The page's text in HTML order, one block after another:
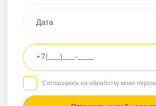
Грузовой
Транспортное
средство
Седан
/
Соглашаюсь на обработку моих